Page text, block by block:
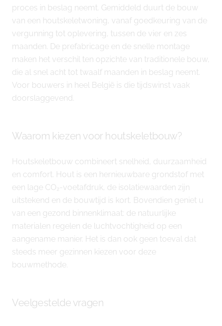
proces in beslag neemt. Gemiddeld duurt de bouw
van een houtskeletwoning, vanaf goedkeuring van de
vergunning tot oplevering, tussen de vier en zes
maanden. De prefabricage en de snelle montage
maken het verschil ten opzichte van traditionele bouw,
die al snel acht tot twaalf maanden in beslag neemt.
Voor bouwers in heel België is die tijdswinst vaak
doorslaggevend.
Waarom kiezen voor houtskeletbouw?
Houtskeletbouw combineert snelheid, duurzaamheid
en comfort. Hout is een hernieuwbare grondstof met
een lage CO₂-voetafdruk, de isolatiewaarden zijn
uitstekend en de bouwtijd is kort. Bovendien geniet u
van een gezond binnenklimaat: de natuurlijke
materialen regelen de luchtvochtigheid op een
aangename manier. Het is dan ook geen toeval dat
steeds meer gezinnen kiezen voor deze
bouwmethode.
Veelgestelde vragen